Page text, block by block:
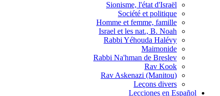
Sionisme, l'état d'Israël
Société et politique
Homme et femme, famille
Israel et les nat., B. Noah
Rabbi Yéhouda Halévy
Maimonide
Rabbi Na'hman de Breslev
Rav Kook
(Rav Askenazi (Manitou
Leçons divers
Lecciones en Español